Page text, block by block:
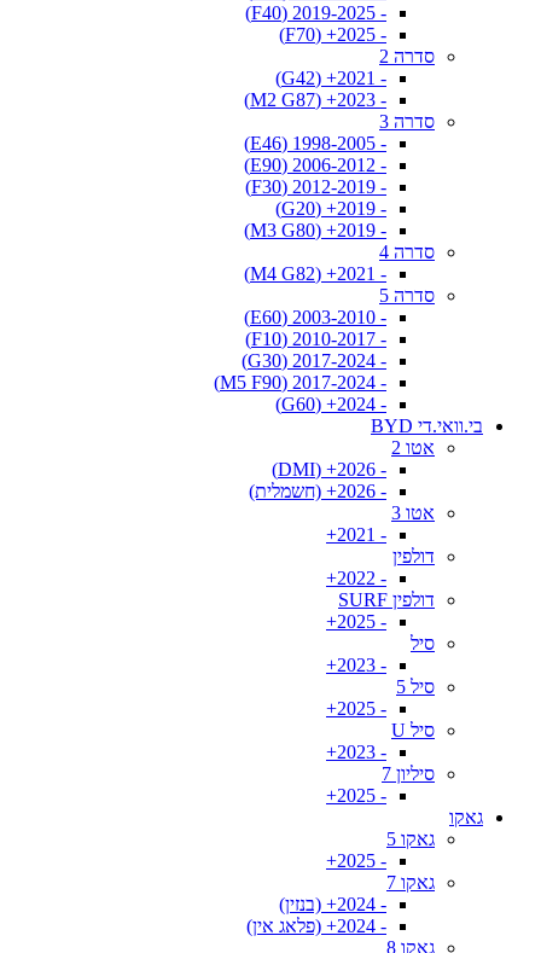
- 2019-2025 (F40)
- 2025+ (F70)
סדרה 2
- 2021+ (G42)
- 2023+ (M2 G87)
סדרה 3
- 1998-2005 (E46)
- 2006-2012 (E90)
- 2012-2019 (F30)
- 2019+ (G20)
- 2019+ (M3 G80)
סדרה 4
- 2021+ (M4 G82)
סדרה 5
- 2003-2010 (E60)
- 2010-2017 (F10)
- 2017-2024 (G30)
- 2017-2024 (M5 F90)
- 2024+ (G60)
בי.וואי.די BYD
אטו 2
- 2026+ (DMI)
- 2026+ (חשמלית)
אטו 3
- 2021+
דולפין
- 2022+
דולפין SURF
- 2025+
סיל
- 2023+
סיל 5
- 2025+
סיל U
- 2023+
סיליון 7
- 2025+
גאקו
גאקו 5
- 2025+
גאקו 7
- 2024+ (בנזין)
- 2024+ (פלאג אין)
גאקו 8